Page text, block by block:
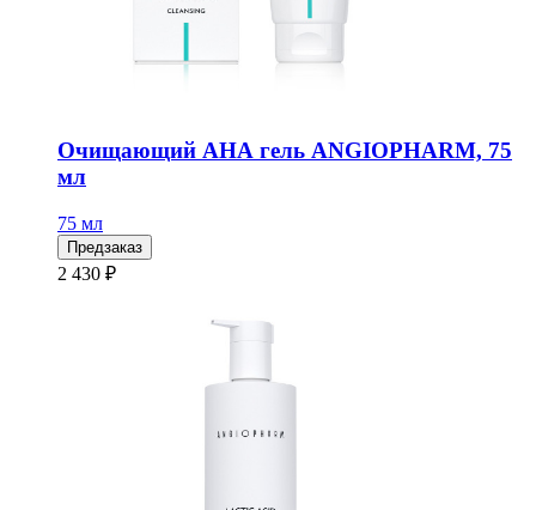
Очищающий АНА гель ANGIOPHARM, 75
мл
75 мл
Предзаказ
2 430 ₽